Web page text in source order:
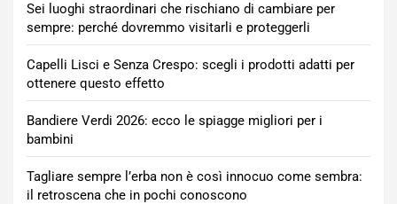
Sei luoghi straordinari che rischiano di cambiare per
sempre: perché dovremmo visitarli e proteggerli
Capelli Lisci e Senza Crespo: scegli i prodotti adatti per
ottenere questo effetto
Bandiere Verdi 2026: ecco le spiagge migliori per i
bambini
Tagliare sempre l’erba non è così innocuo come sembra:
il retroscena che in pochi conoscono